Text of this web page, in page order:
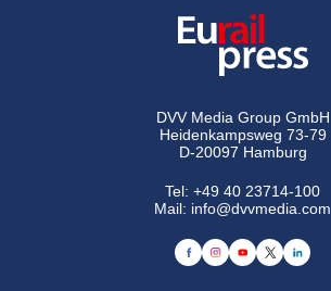
DVV Media Group GmbH
Heidenkampsweg 73-79
D-20097 Hamburg
Tel:+49 40 23714-100
Mail: info@dvvmedia.com